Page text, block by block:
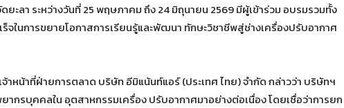
ยะลา ระหว่างวันที่ 25 พฤษภาคม ถึง 24 มิถุนายน 2569 มีผู้เข้าร่วม อบรมรวมทั้ง
จในการขยายโอกาสการเรียนรู้และพัฒนา ทักษะวิชาชีพสู่ช่างเครื่องปรับอากาศ
าหน้าที่ฝ่ายการตลาด บริษัท อีมิแน้นท์แอร์ (ประเทศ ไทย) จำกัด กล่าวว่า บริษัทฯ
รบุคคลใน อุตสาหกรรมเครื่อง ปรับอากาศมาอย่างต่อเนื่อง โดยเชื่อว่าการยก